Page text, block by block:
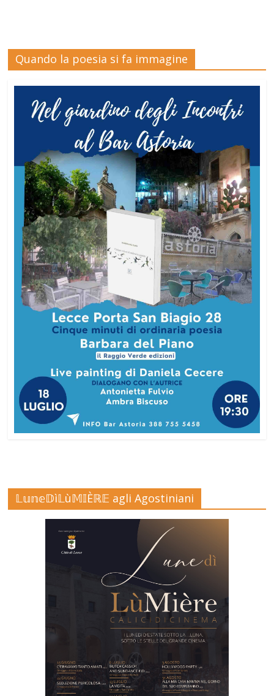
Quando la poesia si fa immagine
𝕃𝕦𝕟𝕖𝔻ì𝕃ù𝕄𝕀Èℝ𝔼 agli Agostiniani